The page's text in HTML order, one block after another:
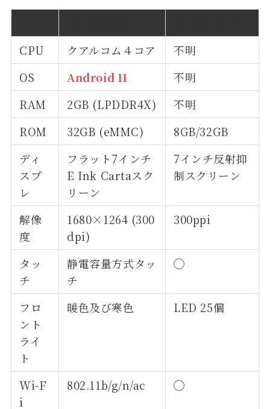
CPU
クアルコム４コア
不明
OS
Android 11
不明
RAM
2GB (LPDDR4X)
不明
ROM
32GB (eMMC)
8GB/32GB
ディ
スプ
レ
フラット7インチ
E Ink Cartaスク
リーン
7インチ反射抑
制スクリーン
解像
度
1680×1264 (300
dpi)
300ppi
タッ
チ
静電容量方式タッ
チ
◯
フロ
ント
ライ
ト
暖色及び寒色 LED 25個
Wi-F
i
802.11b/g/n/ac ◯